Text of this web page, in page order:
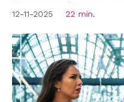
12-11-2025 22 min.